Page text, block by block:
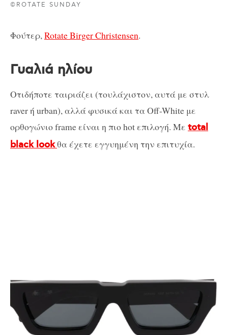
©ROTATE SUNDAY
Φούτερ, Rotate Birger Christensen.
Γυαλιά ηλίου
Οτιδήποτε ταιριάζει (τουλάχιστον, αυτά με στυλ
raver ή urban), αλλά φυσικά και τα Off-White με
ορθογώνιο frame είναι η πιο hot επιλογή. Με total
black lookθα έχετε εγγυημένη την επιτυχία.